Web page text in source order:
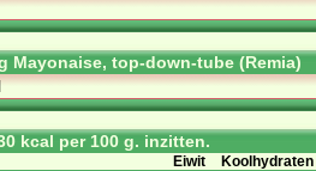
Mayonaise, top-down-tube (Remia)
kcal per 100 g. inzitten.
Eiwit Koolhydraten